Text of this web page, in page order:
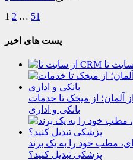
1 2 … 51
پست های اخیر
آلمان؛ از میخک تا خدمات
بانکی و اداری
مطب خود را به یک برند
پزشکی تبدیل کنید؟